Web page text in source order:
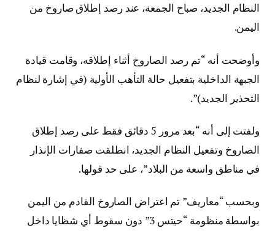
النظام الجديد، صباح الجمعة، عند رصد إطلاق صاروخ من
اليمن.
وأوضحت أنه “تم رصد الصاروخ أثناء إطلاقه، وقامت قيادة
الجبهة الداخلية بتفعيل حالة التأهب الأولية (في إشارة لنظام
التحذير الجديد)”.
ولفتت إلى أنه “بعد مرور 5 دقائق فقط على رصد إطلاق
الصاروخ وتفعيل النظام الجديد، انطلقت صفارات الإنذار
في مناطق واسعة من البلاد”، على حد قولها.
وبحسب “معاريف” تم اعتراض الصاروخ القادم من اليمن
بواسطة منظومة “حيتس 3” دون سقوط أي شظايا داخل